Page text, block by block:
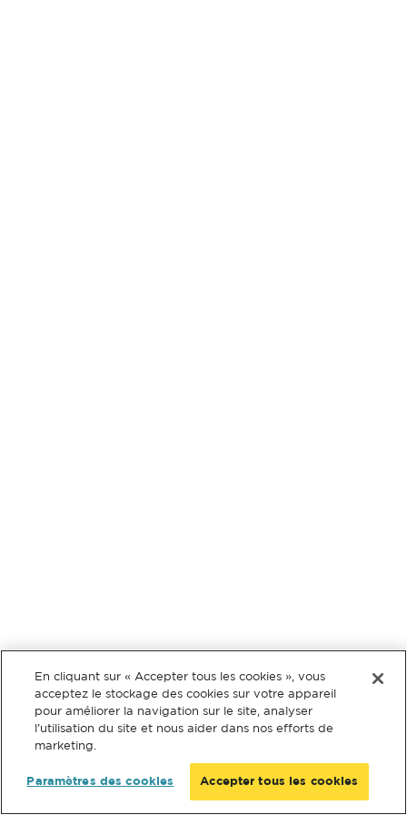
En cliquant sur « Accepter tous les cookies », vous
acceptez le stockage des cookies sur votre appareil
pour améliorer la navigation sur le site, analyser
l’utilisation du site et nous aider dans nos efforts de
marketing.
Paramètres des cookies Accepter tous les cookies